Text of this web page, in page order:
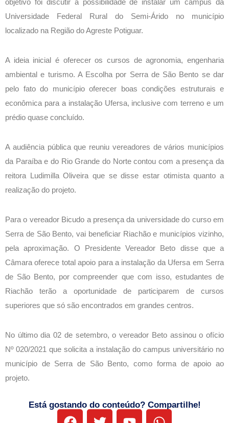
objetivo foi discutir a possibilidade de instalar um campus da
Universidade Federal Rural do Semi-Árido no município
localizado na Região do Agreste Potiguar.
A ideia inicial é oferecer os cursos de agronomia, engenharia
ambiental e turismo. A Escolha por Serra de São Bento se dar
pelo fato do município oferecer boas condições estruturais e
econômica para a instalação Ufersa, inclusive com terreno e um
prédio quase concluído.
A audiência pública que reuniu vereadores de vários municípios
da Paraíba e do Rio Grande do Norte contou com a presença da
reitora Ludimilla Oliveira que se disse estar otimista quanto a
realização do projeto.
Para o vereador Bicudo a presença da universidade do curso em
Serra de São Bento, vai beneficiar Riachão e municípios vizinho,
pela aproximação. O Presidente Vereador Beto disse que a
Câmara oferece total apoio para a instalação da Ufersa em Serra
de São Bento, por compreender que com isso, estudantes de
Riachão terão a oportunidade de participarem de cursos
superiores que só são encontrados em grandes centros.
No último dia 02 de setembro, o vereador Beto assinou o ofício
Nº 020/2021 que solicita a instalação do campus universitário no
município de Serra de São Bento, como forma de apoio ao
projeto.
Está gostando do conteúdo? Compartilhe!